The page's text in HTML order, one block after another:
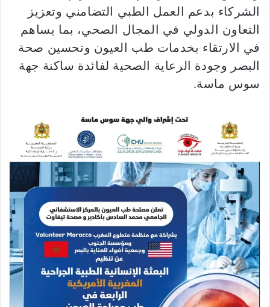
الشركاء بدعم العمل الطبي التضامني وتعزيز
التعاون الدولي في المجال الصحي، بما يساهم
في الارتقاء بخدمات طب العيون وتحسين صحة
البصر وجودة الرعاية الصحية لفائدة ساكنة جهة
سوس ماسة.